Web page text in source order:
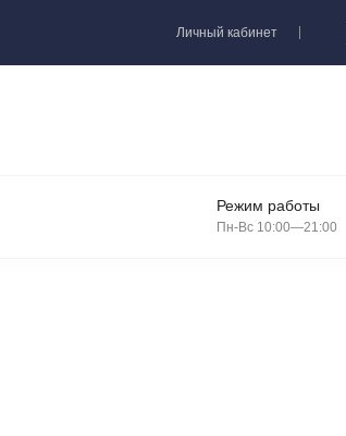
Личный кабинет
Режим работы
Пн-Вс 10:00—21:00